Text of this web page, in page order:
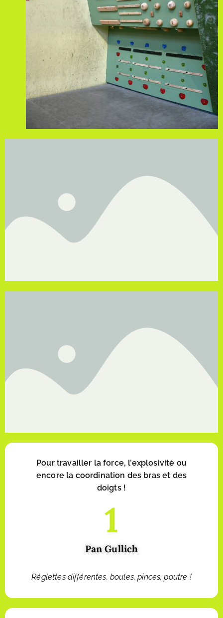
Pour travailler la force, l’explosivité ou
encore la coordination des bras et des
doigts !
Pan Gullich
1
Réglettes différentes, boules, pinces, poutre !